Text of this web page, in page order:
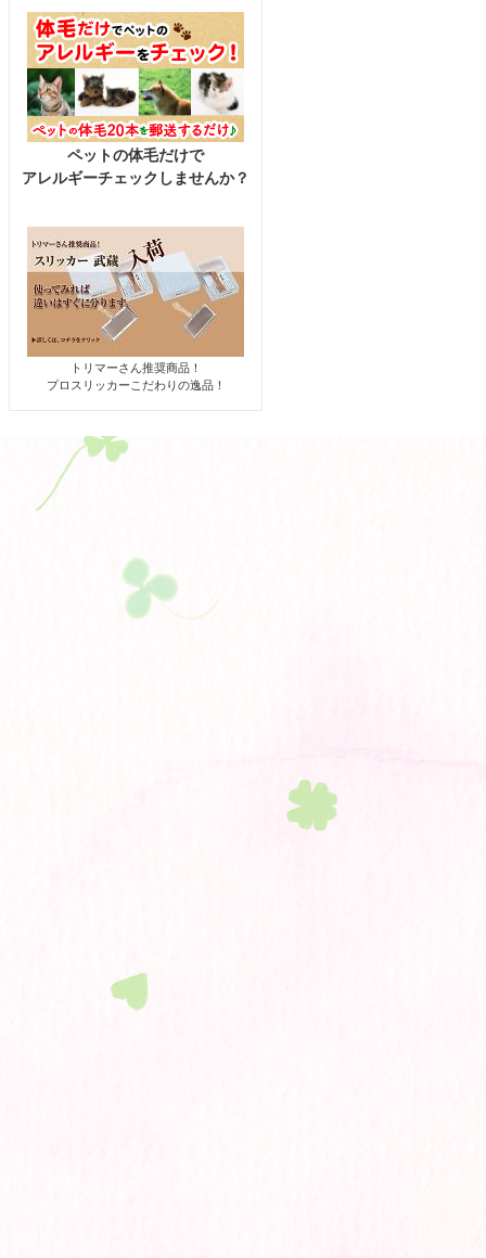
ペットの体毛だけで
アレルギーチェックしませんか？
トリマーさん推奨商品！
プロスリッカーこだわりの逸品！